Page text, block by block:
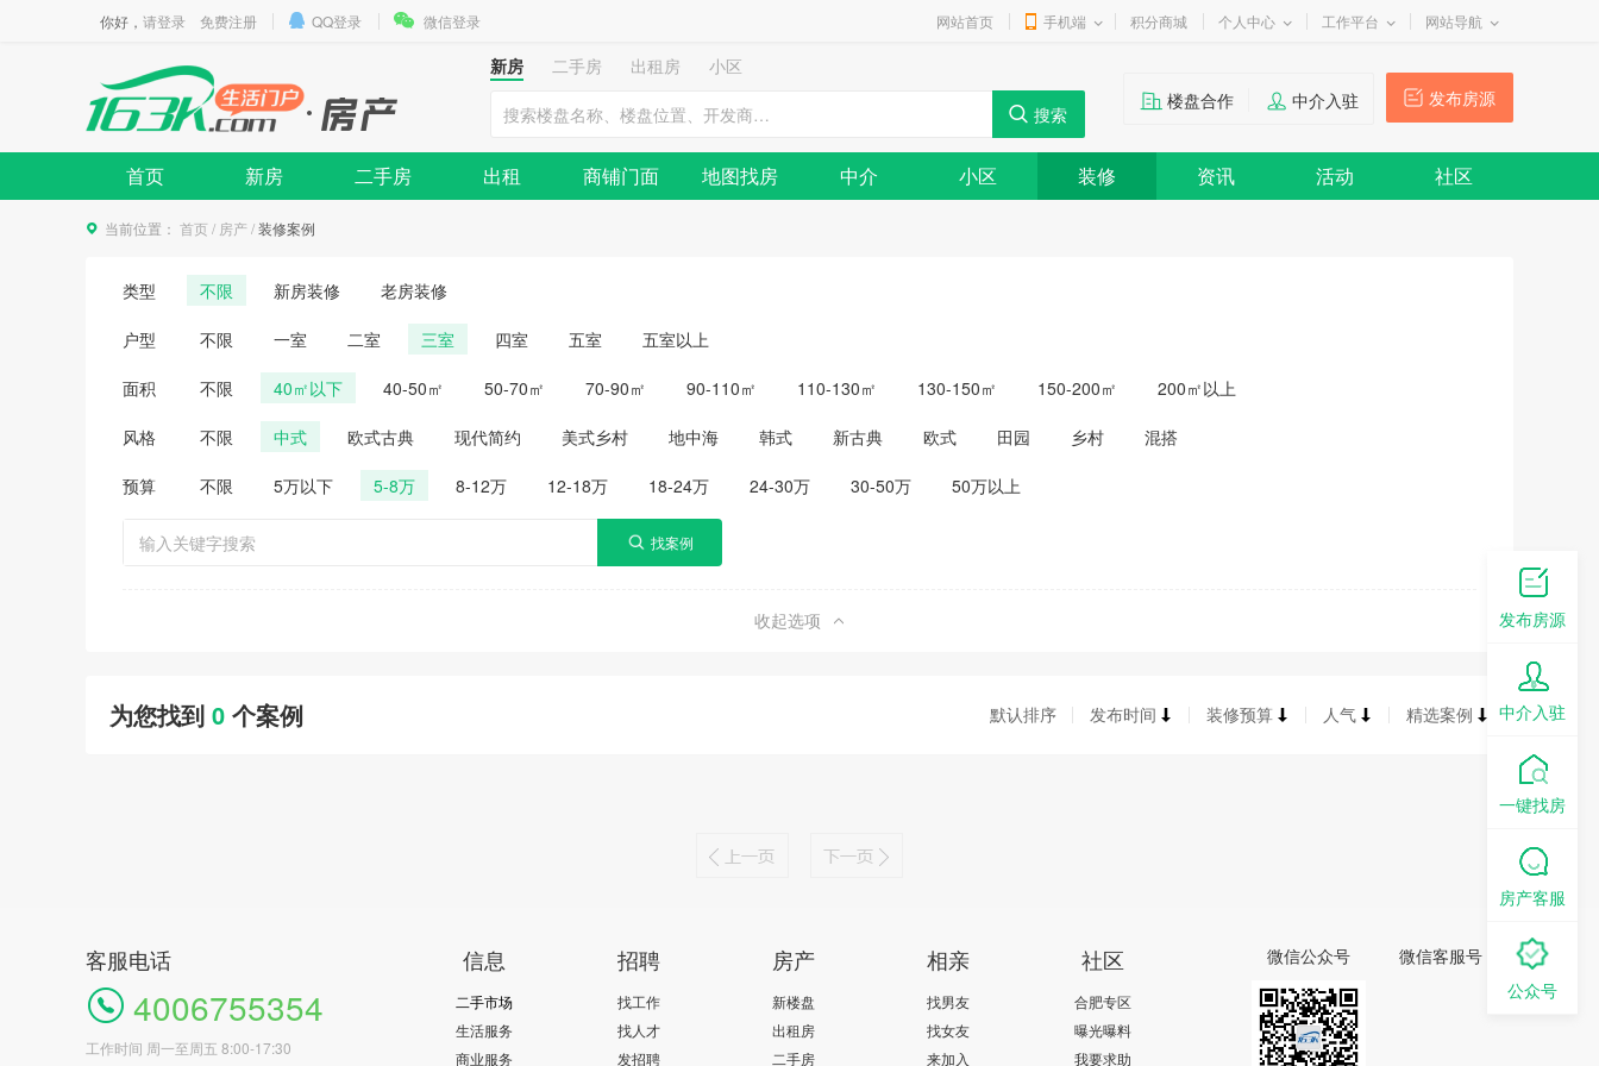
你好， 请登录 免费注册 QQ登录 微信登录 网站首页 手机端 积分商城 个人中心 工作平台 网站导航
新房 二手房 出租房
小区
发布房源
楼盘合作 中介入驻
首页 新房 二手房 出租 商铺门面 地图找房 中介 小区 装修 资讯 活动 社区
当前位置： 首页 / 房产/装修案例
类型 不限 新房装修 老房装修
户型 不限 一室 二室 三室 四室 五室 五室以上
面积 不限 40㎡以下 40-50㎡ 50-70㎡ 70-90㎡ 90-110㎡ 110-130㎡ 130-150㎡ 150-200㎡ 200㎡以上
风格 不限 中式 欧式古典 现代简约 美式乡村 地中海 韩式 新古典 欧式 田园 乡村 混搭
预算 不限 5万以下 5-8万 8-12万 12-18万 18-24万 24-30万 30-50万 50万以上
收起选项
默认排序 发布时间 装修预算 人气 精选案例
为您找到 0 个案例
客服电话
4006755354
工作时间 周一至周五 8:00-17:30
信息
二手市场
生活服务
商业服务
招聘
找工作
找人才
发招聘
房产
新楼盘
出租房
二手房
相亲
找男友
找女友
来加入
社区
合肥专区
曝光曝料
我要求助
微信公众号 微信客服号
发布房源
中介入驻
一键找房
房产客服
公众号